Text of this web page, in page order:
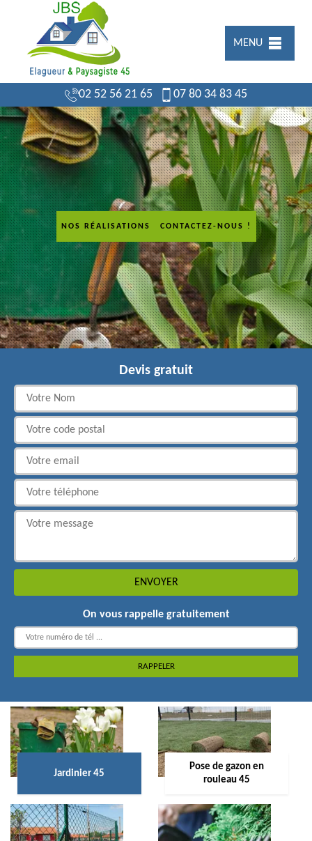
MENU
02 52 56 21 65 07 80 34 83 45
NOS RÉALISATIONS CONTACTEZ-NOUS !
Devis gratuit
On vous rappelle gratuitement
Jardinier 45
Pose de gazon en
rouleau 45